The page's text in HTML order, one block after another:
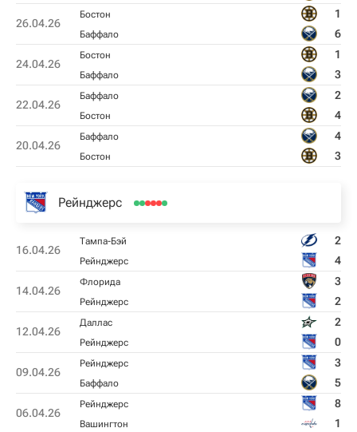
26.04.26
Бостон 1
Баффало 6
24.04.26
Бостон 1
Баффало 3
22.04.26
Баффало 2
Бостон 4
20.04.26
Баффало 4
Бостон 3
Рейнджерс
16.04.26
Тампа-Бэй 2
Рейнджерс 4
14.04.26
Флорида 3
Рейнджерс 2
12.04.26
Даллас 2
Рейнджерс 0
09.04.26
Рейнджерс 3
Баффало 5
06.04.26
Рейнджерс 8
Вашингтон 1